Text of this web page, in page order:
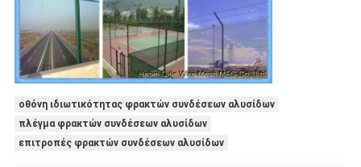
οθόνη ιδιωτικότητας φρακτών συνδέσεων αλυσίδων
πλέγμα φρακτών συνδέσεων αλυσίδων
επιτροπές φρακτών συνδέσεων αλυσίδων